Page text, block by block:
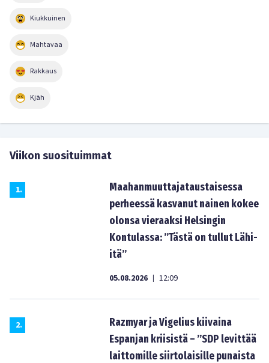
Kiukkuinen
Mahtavaa
Rakkaus
Kjäh
Viikon suosituimmat
1.
Maahanmuuttajataustaisessa
perheessä kasvanut nainen kokee
olonsa vieraaksi Helsingin
Kontulassa: ”Tästä on tullut Lähi-
itä”
05.08.2026 | 12:09
2.
Razmyar ja Vigelius kiivaina
Espanjan kriisistä – ”SDP levittää
laittomille siirtolaisille punaista